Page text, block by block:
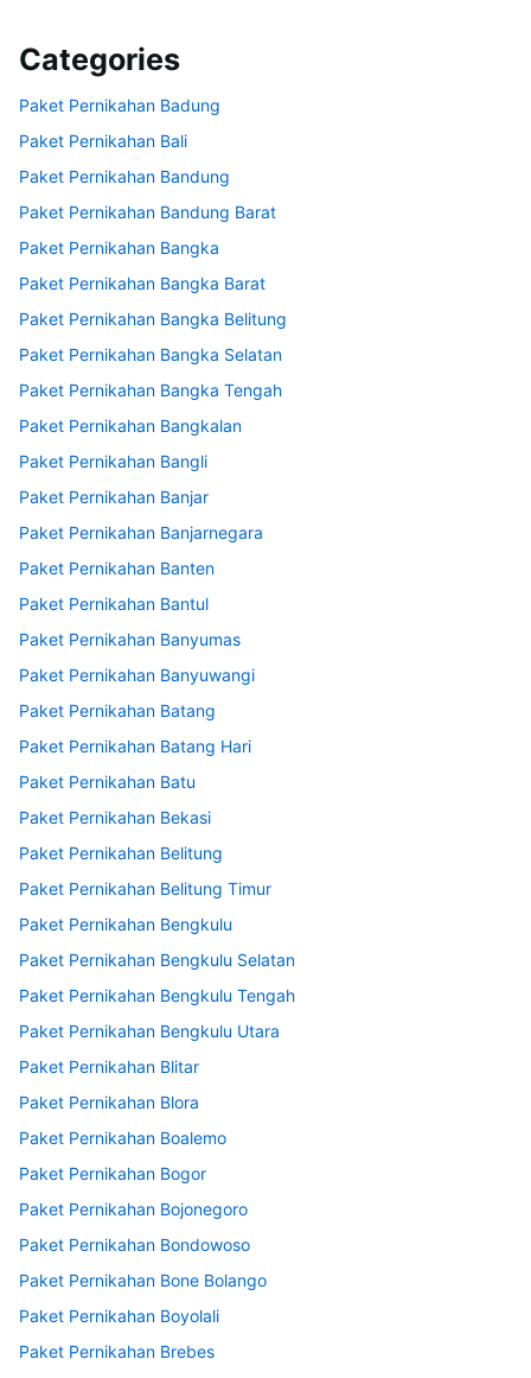
Categories
Paket Pernikahan Badung
Paket Pernikahan Bali
Paket Pernikahan Bandung
Paket Pernikahan Bandung Barat
Paket Pernikahan Bangka
Paket Pernikahan Bangka Barat
Paket Pernikahan Bangka Belitung
Paket Pernikahan Bangka Selatan
Paket Pernikahan Bangka Tengah
Paket Pernikahan Bangkalan
Paket Pernikahan Bangli
Paket Pernikahan Banjar
Paket Pernikahan Banjarnegara
Paket Pernikahan Banten
Paket Pernikahan Bantul
Paket Pernikahan Banyumas
Paket Pernikahan Banyuwangi
Paket Pernikahan Batang
Paket Pernikahan Batang Hari
Paket Pernikahan Batu
Paket Pernikahan Bekasi
Paket Pernikahan Belitung
Paket Pernikahan Belitung Timur
Paket Pernikahan Bengkulu
Paket Pernikahan Bengkulu Selatan
Paket Pernikahan Bengkulu Tengah
Paket Pernikahan Bengkulu Utara
Paket Pernikahan Blitar
Paket Pernikahan Blora
Paket Pernikahan Boalemo
Paket Pernikahan Bogor
Paket Pernikahan Bojonegoro
Paket Pernikahan Bondowoso
Paket Pernikahan Bone Bolango
Paket Pernikahan Boyolali
Paket Pernikahan Brebes